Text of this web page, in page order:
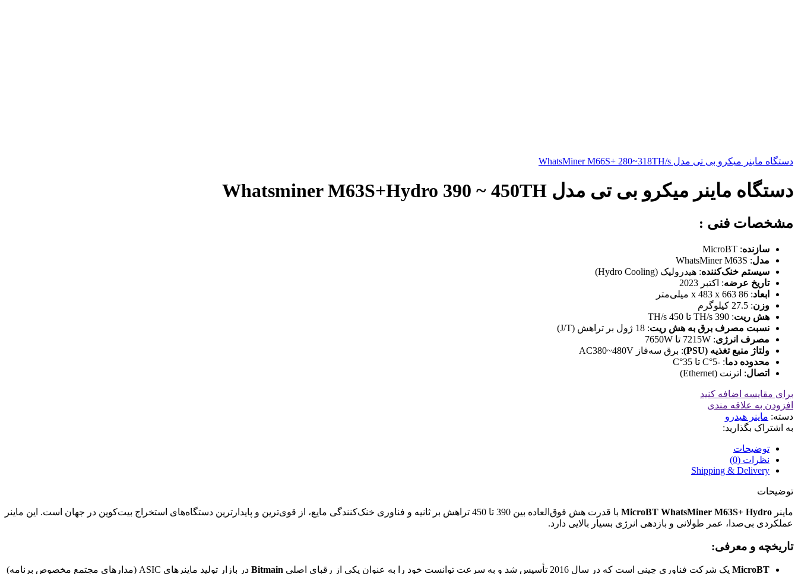
دستگاه ماینر میکرو بی تی مدل WhatsMiner M66S+ 280~318TH/s
دستگاه ماینر میکرو بی تی مدل Whatsminer M63S+Hydro 390 ~ 450TH
مشخصات فنی :
سازنده: MicroBT
مدل: WhatsMiner M63S
سیستم خنک‌کننده: هیدرولیک (Hydro Cooling)
تاریخ عرضه: اکتبر 2023
ابعاد: 86 x 483 x 663 میلی‌متر
وزن: 27.5 کیلوگرم
هش ریت: 390 TH/s تا 450 TH/s
نسبت مصرف برق به هش ریت: 18 ژول بر تراهش (J/T)
مصرف انرژی: 7215W تا 7650W
ولتاژ منبع تغذیه (PSU)
: برق سه‌فاز AC380~480V
محدوده دما: -5°C تا 35°C
اتصال: اترنت (Ethernet)
برای مقایسه اضافه کنید
افزودن به علاقه مندی
دسته: ماینر هیدرو
به اشتراک بگذارید:
توضیحات
نظرات (0)
Shipping & Delivery
توضیحات
ماینر MicroBT WhatsMiner M63S+ Hydro
با قدرت هش فوق‌العاده بین 390 تا 450 تراهش بر ثانیه و فناوری خنک‌کنندگی مایع، از قوی‌ترین و پایدارترین دستگاه‌های استخراج بیت‌کوین در جهان است. این ماینر
عملکردی بی‌صدا، عمر طولانی و بازدهی انرژی بسیار بالایی دارد.
تاریخچه و معرفی:
MicroBT یک شرکت فناوری چینی است که در سال 2016 تأسیس شد و به سرعت توانست خود را به عنوان یکی از رقبای اصلی Bitmain در بازار تولید ماینرهای ASIC (مدارهای مجتمع مخصوص برنامه)